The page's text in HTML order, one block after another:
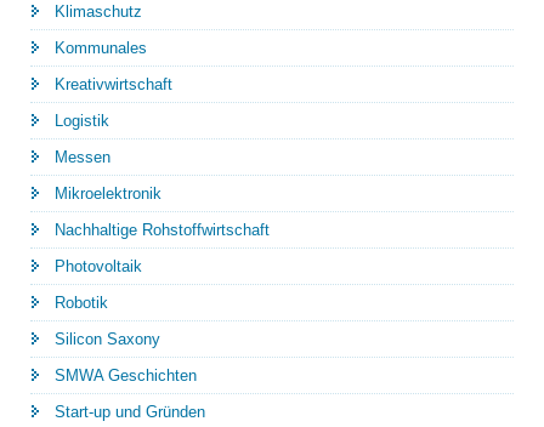
Klimaschutz
Kommunales
Kreativwirtschaft
Logistik
Messen
Mikroelektronik
Nachhaltige Rohstoffwirtschaft
Photovoltaik
Robotik
Silicon Saxony
SMWA Geschichten
Start-up und Gründen